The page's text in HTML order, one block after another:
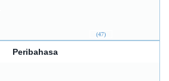
(47)
Peribahasa